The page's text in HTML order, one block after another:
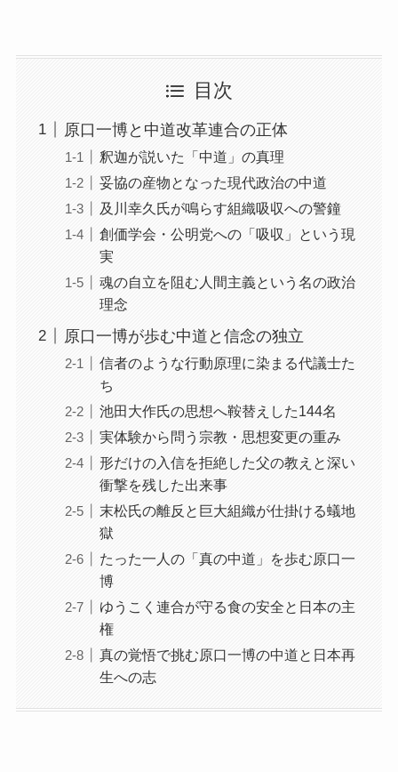
目次
原口一博と中道改革連合の正体
釈迦が説いた「中道」の真理
妥協の産物となった現代政治の中道
及川幸久氏が鳴らす組織吸収への警鐘
創価学会・公明党への「吸収」という現
実
魂の自立を阻む人間主義という名の政治
理念
原口一博が歩む中道と信念の独立
信者のような行動原理に染まる代議士た
ち
池田大作氏の思想へ鞍替えした144名
実体験から問う宗教・思想変更の重み
形だけの入信を拒絶した父の教えと深い
衝撃を残した出来事
末松氏の離反と巨大組織が仕掛ける蟻地
獄
たった一人の「真の中道」を歩む原口一
博
ゆうこく連合が守る食の安全と日本の主
権
真の覚悟で挑む原口一博の中道と日本再
生への志